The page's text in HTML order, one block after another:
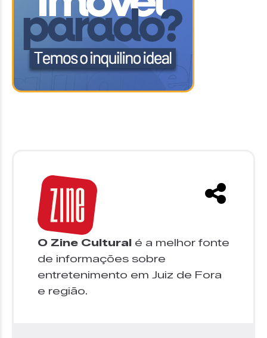
O Zine Cultural é a melhor fonte
de informações sobre
entretenimento em Juiz de Fora
e região.